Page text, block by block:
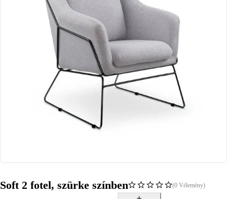
Soft 2 fotel, szürke színben (0 Vélemény)